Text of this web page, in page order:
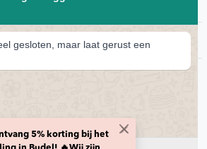
Privacybeleid
en transport voorwaarden
5% korting bij het
gesloten, maar laat gerust een